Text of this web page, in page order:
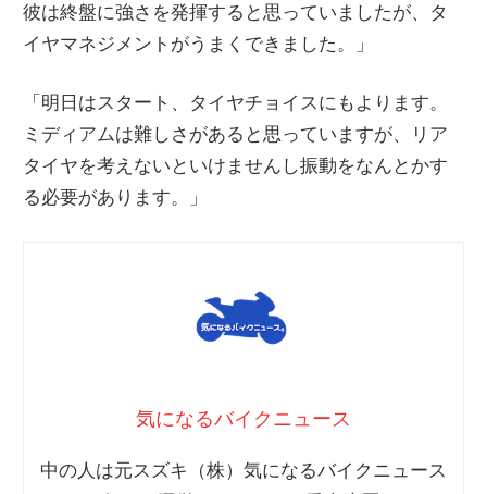
彼は終盤に強さを発揮すると思っていましたが、タ
イヤマネジメントがうまくできました。」
「明日はスタート、タイヤチョイスにもよります。
ミディアムは難しさがあると思っていますが、リア
タイヤを考えないといけませんし振動をなんとかす
る必要があります。」
気になるバイクニュース
中の人は元スズキ（株）気になるバイクニュース